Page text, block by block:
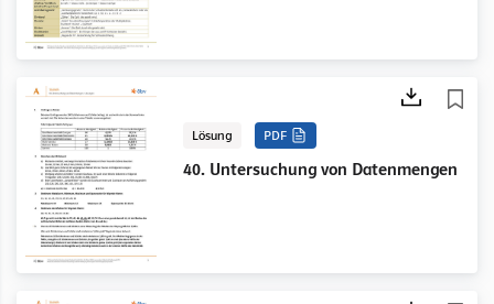
Lösung PDF
40. Untersuchung von Datenmengen